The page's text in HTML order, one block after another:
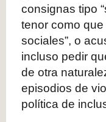
consignas tipo
tenor como
sociales”, o
incluso pedir
de otra
episodios de
política de